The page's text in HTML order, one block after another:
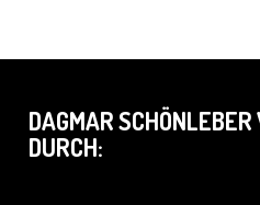
DAGMAR
DURCH: